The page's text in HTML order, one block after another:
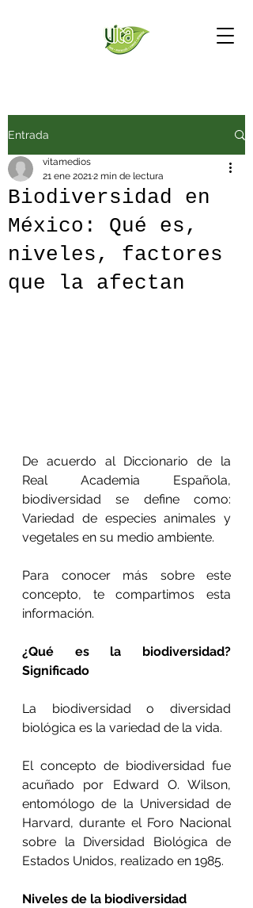
Entrada
Biodiversidad en
México: Qué es,
niveles, factores
que la afectan
vitamedios
21 ene 20212 min de lectura
De acuerdo al Diccionario de la
Real Academia Española,
biodiversidad se define como:
Variedad de especies animales y
vegetales en su medio ambiente.
Para conocer más sobre este
concepto, te compartimos esta
información.
¿Qué es la biodiversidad?
Significado
La biodiversidad o diversidad
biológica es la variedad de la vida.
El concepto de biodiversidad fue
acuñado por Edward O. Wilson,
entomólogo de la Universidad de
Harvard, durante el Foro Nacional
sobre la Diversidad Biológica de
Estados Unidos, realizado en 1985.
Niveles de la biodiversidad